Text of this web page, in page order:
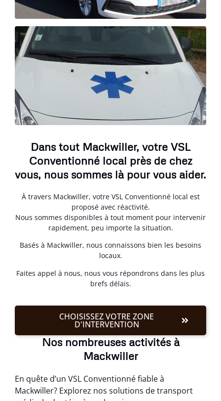
Dans tout Mackwiller, votre VSL
Conventionné local près de chez
vous, nous sommes là pour vous aider.
À travers Mackwiller, votre VSL Conventionné local est
proposé avec réactivité.
Nous sommes disponibles à tout moment pour intervenir
rapidement, peu importe la situation.
Basés à Mackwiller, nous connaissons bien les besoins
locaux.
Faites appel à nous, nous vous répondrons dans les plus
brefs délais.
CHOISISSEZ VOTRE ZONE
D'INTERVENTION
Nos nombreuses activités à
Mackwiller
En quête d’un VSL Conventionné fiable à
Mackwiller? Explorez nos solutions de transport